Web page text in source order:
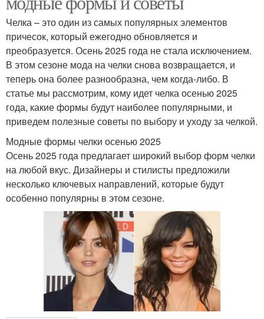
Челка – это один из самых популярных элементов
причесок, который ежегодно обновляется и
преобразуется. Осень 2025 года не стала исключением.
В этом сезоне мода на челки снова возвращается, и
теперь она более разнообразна, чем когда-либо. В
статье мы рассмотрим, кому идет челка осенью 2025
года, какие формы будут наиболее популярными, и
приведем полезные советы по выбору и уходу за челкой.
Модные формы челки осенью 2025
Осень 2025 года предлагает широкий выбор форм челки
на любой вкус. Дизайнеры и стилисты предложили
несколько ключевых направлений, которые будут
особенно популярны в этом сезоне.